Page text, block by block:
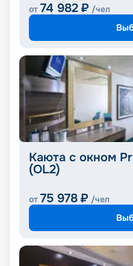
от 74 982 ₽ /чел
Каюта с окном
(OL2)
от 75 978 ₽ /чел